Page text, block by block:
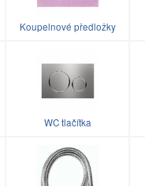
Koupelnové předložky
WC tlačítka